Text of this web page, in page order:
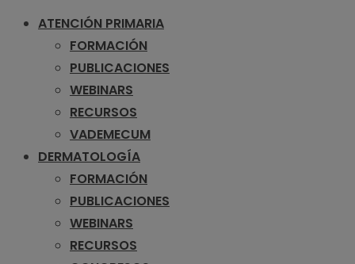
ATENCIÓN PRIMARIA
FORMACIÓN
PUBLICACIONES
WEBINARS
RECURSOS
VADEMECUM
DERMATOLOGÍA
FORMACIÓN
PUBLICACIONES
WEBINARS
RECURSOS